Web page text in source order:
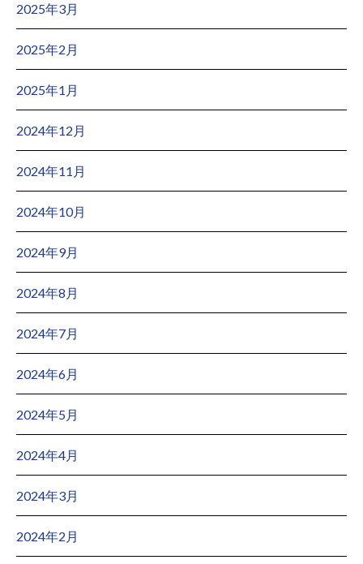
2025年3月
2025年2月
2025年1月
2024年12月
2024年11月
2024年10月
2024年9月
2024年8月
2024年7月
2024年6月
2024年5月
2024年4月
2024年3月
2024年2月